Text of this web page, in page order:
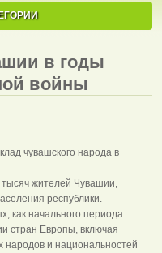
в годы
войны
чувашского народа в
жителей Чувашии,
республики.
как начального периода
стран Европы, включая
народов и национальностей